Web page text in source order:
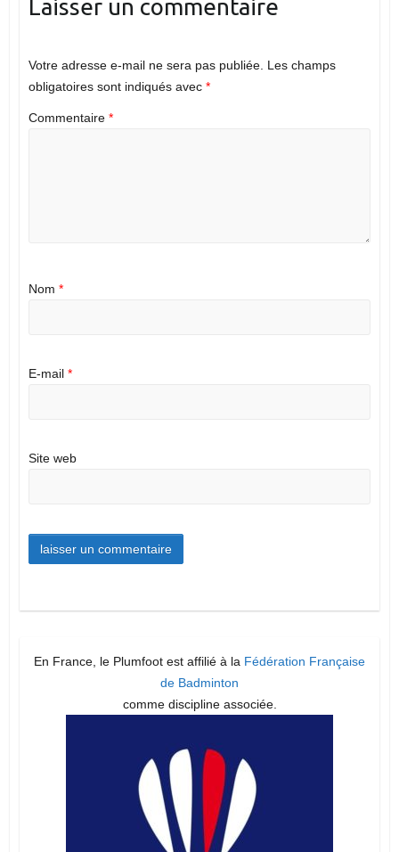
Laisser un commentaire
Votre adresse e-mail ne sera pas publiée. Les champs
obligatoires sont indiqués avec *
Commentaire *
Nom *
E-mail *
Site web
En France, le Plumfoot est affilié à la Fédération Française
de Badminton
comme discipline associée.